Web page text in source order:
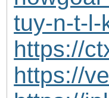
tuy-n-t-l-
https://
https://